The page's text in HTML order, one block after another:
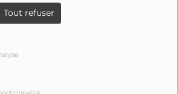
Tout refuser
a été placé en
09h.
sont attendus en début de